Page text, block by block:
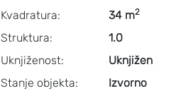
Kvadratura:
Struktura:
Uknjiženost:
Stanje objekta:
34 m2
1.0
Uknjižen
Izvorno